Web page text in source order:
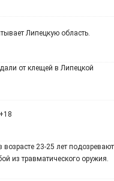
Липецкую область.
от клещей в Липецкой
23-25 лет подозревают
из травматического оружия.